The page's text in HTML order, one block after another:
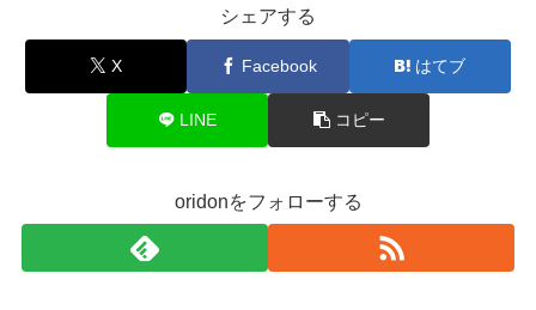
シェアする
X Facebook はてブ
LINE コピー
oridonをフォローする